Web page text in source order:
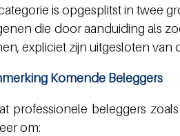
is opgesplitst in twee
die door aanduiding als
expliciet zijn uitgesloten van
Komende Beleggers
professionele beleggers zoals
om: